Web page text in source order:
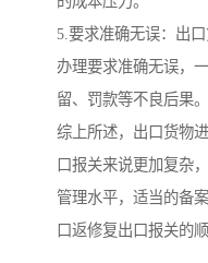
5.要求准确无误：出
办理要求准确无误，
留、罚款等不良后果。
综上所述，出口货物
口报关来说更加复杂
管理水平，适当的备
口返修复出口报关的